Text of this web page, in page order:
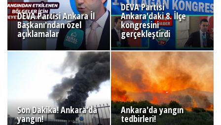
DEVA Partisi Ankara İl
Başkanı'ndan özel
açıklamalar
DEVA Partisi
Ankara'daki 8. İlçe
kongresini
gerçekleştirdi
Son Dakika! Ankara'da
yangın!
Ankara'da yangın
tedbirleri!